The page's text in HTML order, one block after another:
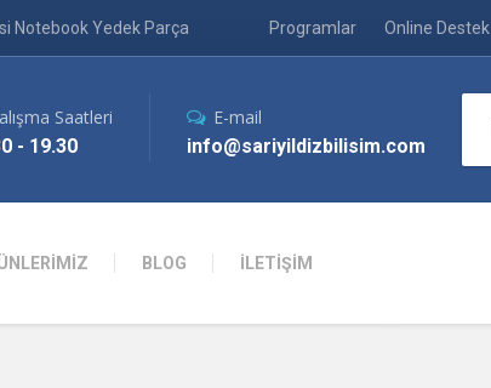
Notebook Yedek Parça Programlar Online Destek
BLOG İLETİŞİM
Saatleri
- 19.30
E-mail
info@sariyildizbilisim.com